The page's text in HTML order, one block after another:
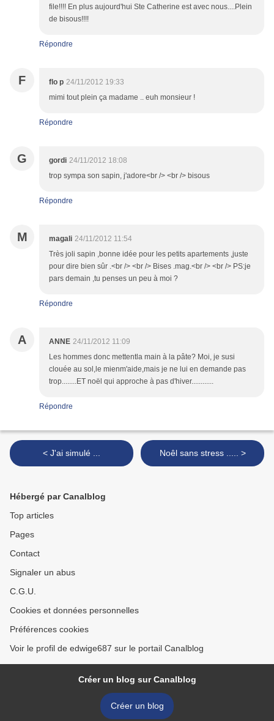
file!!!! En plus aujourd'hui Ste Catherine est avec nous....Plein
de bisous!!!!
Répondre
F flo p 24/11/2012 19:33
mimi tout plein ça madame .. euh monsieur !
Répondre
G gordi 24/11/2012 18:08
trop sympa son sapin, j'adore<br /> <br /> bisous
Répondre
M magali 24/11/2012 11:54
Très joli sapin ,bonne idée pour les petits apartements ,juste
pour dire bien sûr .<br /> <br /> Bises .mag.<br /> <br /> PS:je
pars demain ,tu penses un peu à moi ?
Répondre
A ANNE 24/11/2012 11:09
Les hommes donc mettentla main à la pâte? Moi, je susi
clouée au sol,le mienm'aide,mais je ne lui en demande pas
trop........ET noël qui approche à pas d'hiver............
Répondre
< J'ai simulé ... Noêl sans stress ..... >
Hébergé par Canalblog
Top articles
Pages
Contact
Signaler un abus
C.G.U.
Cookies et données personnelles
Préférences cookies
Voir le profil de edwige687 sur le portail Canalblog
Créer un blog sur Canalblog
Créer un blog